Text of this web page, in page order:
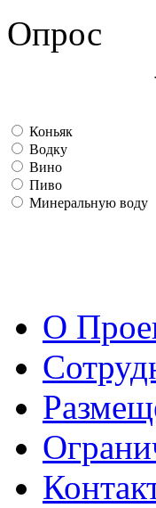
Опрос
Коньяк
Водку
Вино
Пиво
Минеральную воду
О